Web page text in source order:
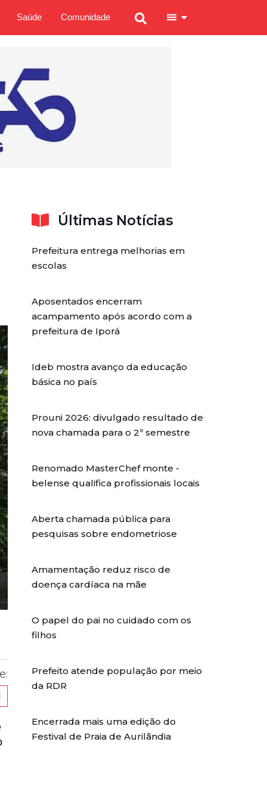
Saúde Comunidade
Últimas Notícias
Prefeitura entrega melhorias em
escolas
Aposentados encerram
acampamento após acordo com a
prefeitura de Iporá
Ideb mostra avanço da educação
básica no país
Prouni 2026: divulgado resultado de
nova chamada para o 2º semestre
Renomado MasterChef monte -
belense qualifica profissionais locais
Aberta chamada pública para
pesquisas sobre endometriose
Amamentação reduz risco de
doença cardíaca na mãe
O papel do pai no cuidado com os
filhos
Prefeito atende população por meio
da RDR
Encerrada mais uma edição do
Festival de Praia de Aurilândia